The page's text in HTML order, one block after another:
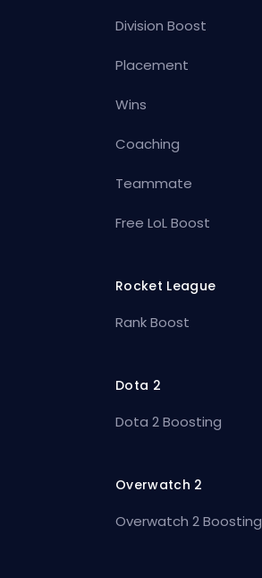
Division Boost
Placement
Wins
Coaching
Teammate
Free LoL Boost
Rocket League
Rank Boost
Dota 2
Dota 2 Boosting
Overwatch 2
Overwatch 2 Boosting